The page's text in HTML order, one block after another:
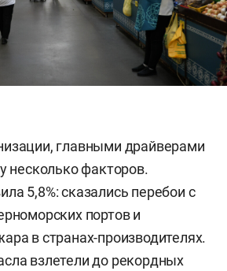
главными драйверами
несколько факторов.
5,8%: сказались перебои с
портов и
в странах-производителях.
взлетели до рекордных